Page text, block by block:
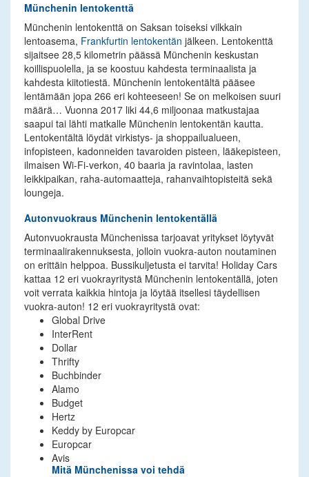
Münchenin lentokenttä
Münchenin lentokenttä on Saksan toiseksi vilkkain
lentoasema, Frankfurtin lentokentän jälkeen. Lentokenttä
sijaitsee 28,5 kilometrin päässä Münchenin keskustan
koillispuolella, ja se koostuu kahdesta terminaalista ja
kahdesta kiitotiestä. Münchenin lentokentältä pääsee
lentämään jopa 266 eri kohteeseen! Se on melkoisen suuri
määrä… Vuonna 2017 liki 44,6 miljoonaa matkustajaa
saapui tai lähti matkalle Münchenin lentokentän kautta.
Lentokentältä löydät virkistys- ja shoppailualueen,
infopisteen, kadonneiden tavaroiden pisteen, lääkepisteen,
ilmaisen Wi-Fi-verkon, 40 baaria ja ravintolaa, lasten
leikkipaikan, raha-automaatteja, rahanvaihtopisteitä sekä
loungeja.
Autonvuokraus Münchenin lentokentällä
Autonvuokrausta Münchenissa tarjoavat yritykset löytyvät
terminaalirakennuksesta, jolloin vuokra-auton noutaminen
on erittäin helppoa. Bussikuljetusta ei tarvita! Holiday Cars
kattaa 12 eri vuokrayritystä Münchenin lentokentällä, joten
voit verrata kaikkia hintoja ja löytää itsellesi täydellisen
vuokra-auton! 12 eri vuokrayritystä ovat:
Global Drive
InterRent
Dollar
Thrifty
Buchbinder
Alamo
Budget
Hertz
Keddy by Europcar
Europcar
Avis
Mitä Münchenissa voi tehdä